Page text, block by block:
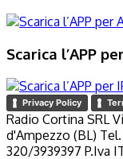
Scarica l’APP
Privacy Policy
Radio Cortina SRL
d'Ampezzo (BL)
320/3939397 P.Iva